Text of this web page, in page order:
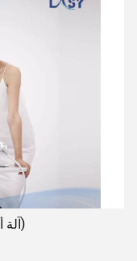
آلة أبرة صغيرة ذات تردد مزدوج لـ (سيلاشيب)